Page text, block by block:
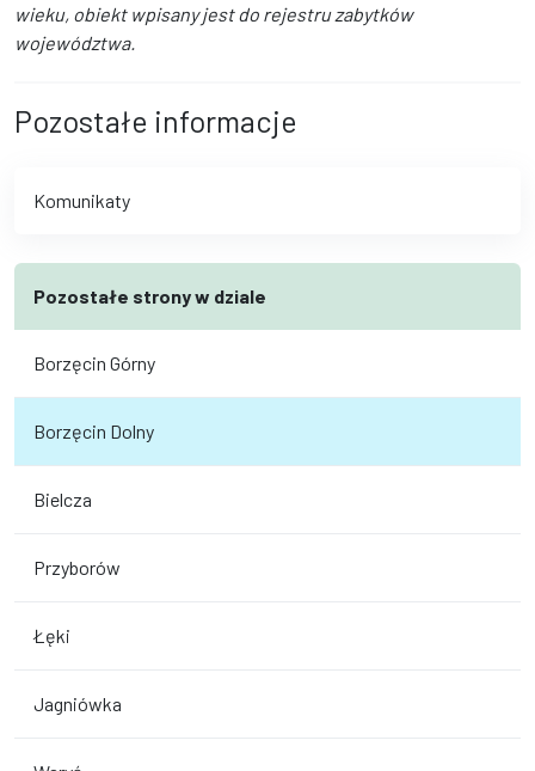
wieku, obiekt wpisany jest do rejestru zabytków
województwa.
Pozostałe informacje
Komunikaty
Pozostałe strony w dziale
Borzęcin Górny
Borzęcin Dolny
Bielcza
Przyborów
Łęki
Jagniówka